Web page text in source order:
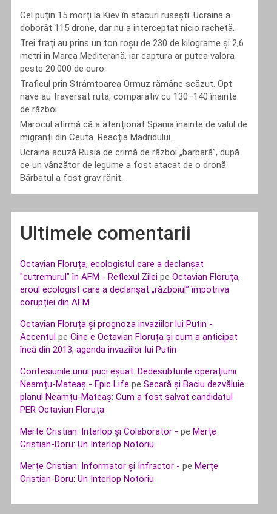
Cel puțin 15 morți la Kiev în atacuri rusești. Ucraina a
doborât 115 drone, dar nu a interceptat nicio rachetă.
Trei frați au prins un ton roșu de 230 de kilograme și 2,6
metri în Marea Mediterană, iar captura ar putea valora
peste 20.000 de euro.
Traficul prin Strâmtoarea Ormuz rămâne scăzut. Opt
nave au traversat ruta, comparativ cu 130–140 înainte
de război.
Marocul afirmă că a atenționat Spania înainte de valul de
migranți din Ceuta. Reacția Madridului.
Ucraina acuză Rusia de crimă de război „barbară”, după
ce un vânzător de legume a fost atacat de o dronă.
Bărbatul a fost grav rănit.
Ultimele comentarii
Octavian Floruța, ecologistul care a declanșat
"cutremurul" în AFM - Reflexul Zilei peOctavian Floruța,
eroul ecologist care a declanșat „războiul” împotriva
corupției din AFM
Octavian Floruța și prognoza invaziilor lui Putin -
Accentul peCine e Octavian Floruța și cum a anticipat
încă din 2013, agenda invaziilor lui Putin
Confesiunile unui puci eșuat: Dedesubturile operațiunii
Neamțu-Mateaș - Epic Life peSecară și Baciu dezvăluie
planul Neamțu-Mateaș: Cum a fost salvat candidatul
PER Octavian Floruța
Merte Cristian: Interlop și Colaborator - peMerțe
Cristian-Doru: Un Interlop Notoriu
Merțe Cristian: Informator și Infractor - peMerțe
Cristian-Doru: Un Interlop Notoriu